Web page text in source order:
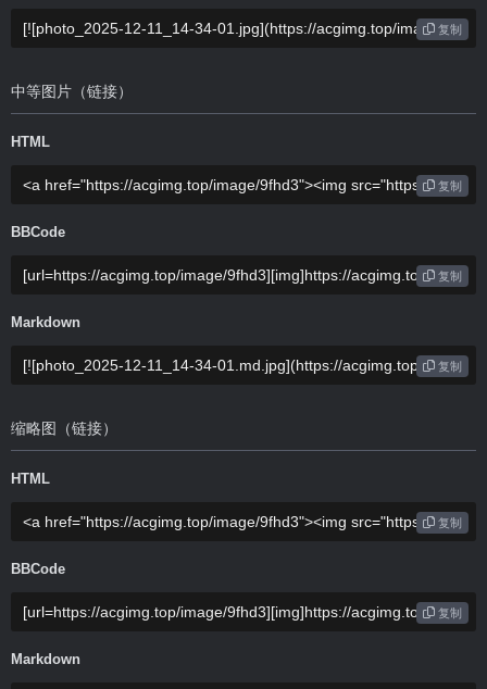
复制
中等图片（链接）
HTML
复制
BBCode
复制
Markdown
复制
缩略图（链接）
HTML
复制
BBCode
复制
Markdown